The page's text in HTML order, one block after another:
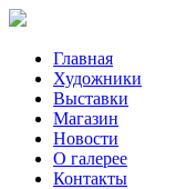
Главная
Художники
Выставки
Магазин
Новости
О галерее
Контакты